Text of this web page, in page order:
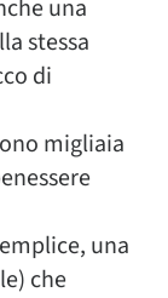
una
stessa
di
migliaia
una
che